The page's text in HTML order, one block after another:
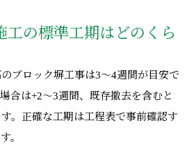
工の標準工期はどのくら
ブロック塀工事は3〜4週間が目安で
合は+2〜3週間、既存撤去を含むと
。正確な工期は工程表で事前確認す
。